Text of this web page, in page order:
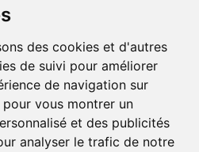
des cookies et d'autres
de suivi pour améliorer
de navigation sur
vous montrer un
et des publicités
analyser le trafic de notre
DE COOKIES